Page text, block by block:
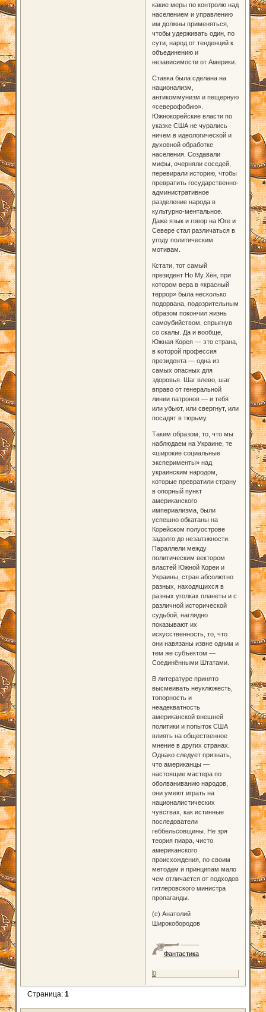
какие меры по контролю над
населением и управлению
им должны применяться,
чтобы удерживать один, по
сути, народ от тенденций к
объединению и
независимости от Америки.
Ставка была сделана на
национализм,
антикоммунизм и пещерную
«северофобию».
Южнокорейские власти по
указке США не чурались
ничем в идеологической и
духовной обработке
населения. Создавали
мифы, очерняли соседей,
перевирали историю, чтобы
превратить государственно-
административное
разделение народа в
культурно-ментальное.
Даже язык и говор на Юге и
Севере стал различаться в
угоду политическим
мотивам.
Кстати, тот самый
президент Но Му Хён, при
котором вера в «красный
террор» была несколько
подорвана, подозрительным
образом покончил жизнь
самоубийством, спрыгнув
со скалы. Да и вообще,
Южная Корея — это страна,
в которой профессия
президента — одна из
самых опасных для
здоровья. Шаг влево, шаг
вправо от генеральной
линии патронов — и тебя
или убьют, или свергнут, или
посадят в тюрьму.
Таким образом, то, что мы
наблюдаем на Украине, те
«широкие социальные
эксперименты» над
украинским народом,
которые превратили страну
в опорный пункт
американского
империализма, были
успешно обкатаны на
Корейском полуострове
задолго до незалэжности.
Параллели между
политическим вектором
властей Южной Кореи и
Украины, стран абсолютно
разных, находящихся в
разных уголках планеты и с
различной исторической
судьбой, наглядно
показывают их
искусственность, то, что
они навязаны извне одним и
тем же субъектом —
Соединёнными Штатами.
В литературе принято
высмеивать неуклюжесть,
топорность и
неадекватность
американской внешней
политики и попыток США
влиять на общественное
мнение в других странах.
Однако следует признать,
что американцы —
настоящие мастера по
оболваниванию народов,
они умеют играть на
националистических
чувствах, как истинные
последователи
геббельсовщины. Не зря
теория пиара, чисто
американского
происхождения, по своим
методам и принципам мало
чем отличается от подходов
гитлеровского министра
пропаганды.
(c) Анатолий
Широкобородов
Фантастика
0
Страница: 1